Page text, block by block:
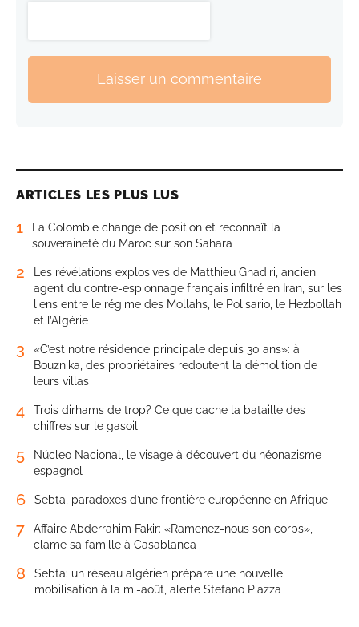
Laisser un commentaire
ARTICLES LES PLUS LUS
1
La Colombie change de position et reconnaît la
souveraineté du Maroc sur son Sahara
2
Les révélations explosives de Matthieu Ghadiri, ancien
agent du contre-espionnage français infiltré en Iran, sur les
liens entre le régime des Mollahs, le Polisario, le Hezbollah
et l’Algérie
3
«C’est notre résidence principale depuis 30 ans»: à
Bouznika, des propriétaires redoutent la démolition de
leurs villas
4
Trois dirhams de trop? Ce que cache la bataille des
chiffres sur le gasoil
5
Núcleo Nacional, le visage à découvert du néonazisme
espagnol
6 Sebta, paradoxes d’une frontière européenne en Afrique
7
Affaire Abderrahim Fakir: «Ramenez-nous son corps»,
clame sa famille à Casablanca
8
Sebta: un réseau algérien prépare une nouvelle
mobilisation à la mi-août, alerte Stefano Piazza